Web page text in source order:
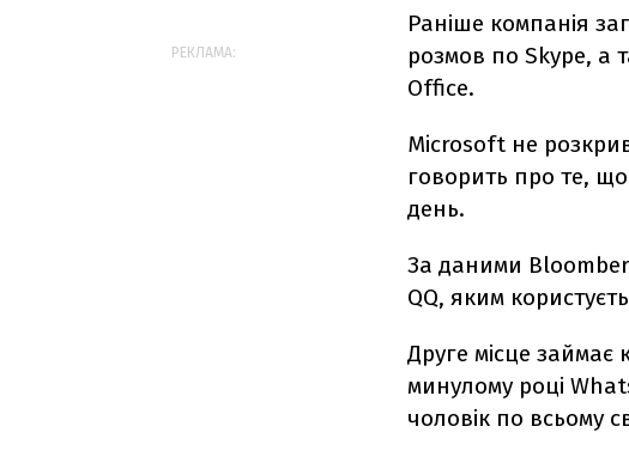
Раніше компанія
розмов по Skype, а
Office.
Microsoft не
говорить про те,
день.
За даними
QQ, яким
Друге місце займає
минулому році
чоловік по всьому
РЕКЛАМА: